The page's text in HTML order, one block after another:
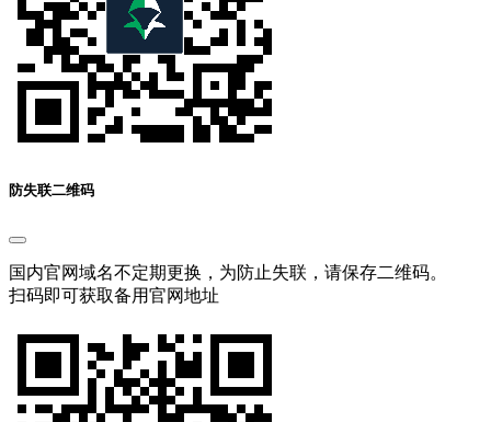
防失联二维码
国内官网域名不定期更换，为防止失联，请保存二维码。
扫码即可获取备用官网地址